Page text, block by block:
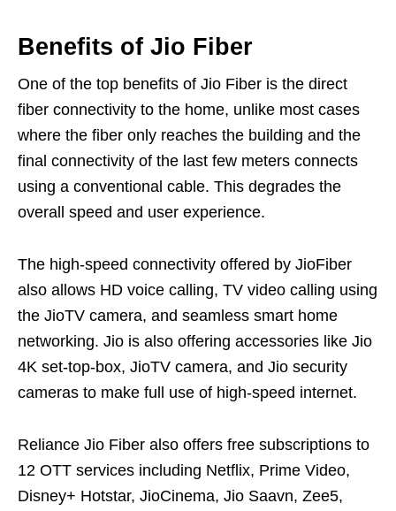
Benefits of Jio Fiber
One of the top benefits of Jio Fiber is the direct
fiber connectivity to the home, unlike most cases
where the fiber only reaches the building and the
final connectivity of the last few meters connects
using a conventional cable. This degrades the
overall speed and user experience.
The high-speed connectivity offered by JioFiber
also allows HD voice calling, TV video calling using
the JioTV camera, and seamless smart home
networking. Jio is also offering accessories like Jio
4K set-top-box, JioTV camera, and Jio security
cameras to make full use of high-speed internet.
Reliance Jio Fiber also offers free subscriptions to
12 OTT services including Netflix, Prime Video,
Disney+ Hotstar, JioCinema, Jio Saavn, Zee5,